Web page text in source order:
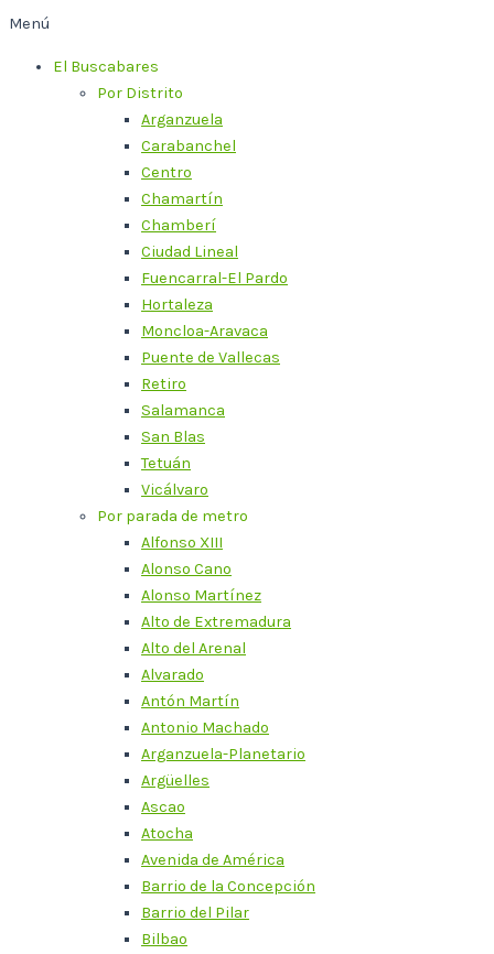
Menú
El Buscabares
Por Distrito
Arganzuela
Carabanchel
Centro
Chamartín
Chamberí
Ciudad Lineal
Fuencarral-El Pardo
Hortaleza
Moncloa-Aravaca
Puente de Vallecas
Retiro
Salamanca
San Blas
Tetuán
Vicálvaro
Por parada de metro
Alfonso XIII
Alonso Cano
Alonso Martínez
Alto de Extremadura
Alto del Arenal
Alvarado
Antón Martín
Antonio Machado
Arganzuela-Planetario
Argüelles
Ascao
Atocha
Avenida de América
Barrio de la Concepción
Barrio del Pilar
Bilbao